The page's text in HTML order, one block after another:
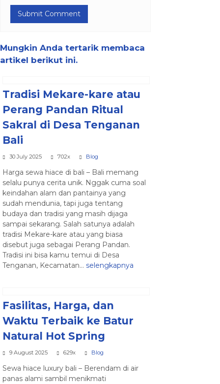
Mungkin Anda tertarik membaca
artikel berikut ini.
Tradisi Mekare-kare atau
Perang Pandan Ritual
Sakral di Desa Tenganan
Bali
30 July 2025 702x Blog
Harga sewa hiace di bali – Bali memang
selalu punya cerita unik. Nggak cuma soal
keindahan alam dan pantainya yang
sudah mendunia, tapi juga tentang
budaya dan tradisi yang masih dijaga
sampai sekarang. Salah satunya adalah
tradisi Mekare-kare atau yang biasa
disebut juga sebagai Perang Pandan.
Tradisi ini bisa kamu temui di Desa
Tenganan, Kecamatan... selengkapnya
Fasilitas, Harga, dan
Waktu Terbaik ke Batur
Natural Hot Spring
9 August 2025 629x Blog
Sewa hiace luxury bali – Berendam di air
panas alami sambil menikmati